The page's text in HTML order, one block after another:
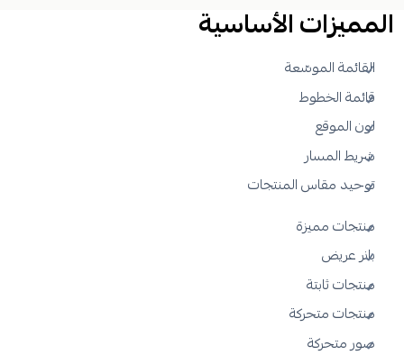
المميزات الأساسية
القائمة الموسّعة
قائمة الخطوط
لون الموقع
شريط المسار
توحيد مقاس المنتجات
منتجات مميزة
بانر عريض
منتجات ثابتة
منتجات متحركة
صور متحركة